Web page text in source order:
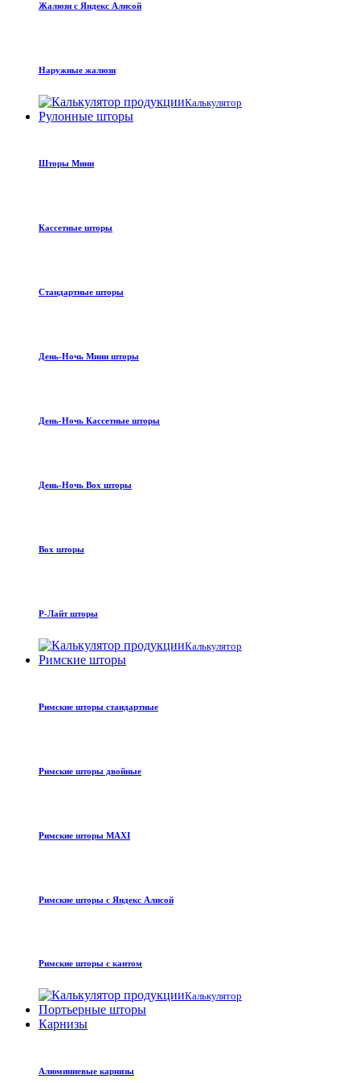
Жалюзи с Яндекс Алисой
Наружные жалюзи
Калькулятор
Рулонные шторы
Шторы Мини
Кассетные шторы
Стандартные шторы
День-Ночь Мини шторы
День-Ночь Кассетные шторы
День-Ночь Box шторы
Box шторы
Р-Лайт шторы
Калькулятор
Римские шторы
Римские шторы стандартные
Римские шторы двойные
Римские шторы MAXI
Римские шторы с Яндекс Алисой
Римские шторы с кантом
Калькулятор
Портьерные шторы
Карнизы
Алюминиевые карнизы